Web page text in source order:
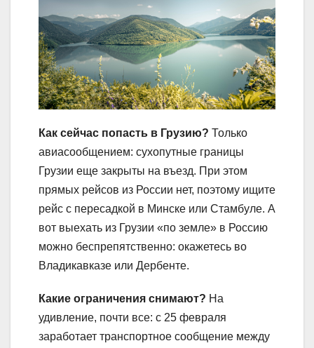
Как сейчас попасть в Грузию? Только
авиасообщением: сухопутные границы
Грузии еще закрыты на въезд. При этом
прямых рейсов из России нет, поэтому ищите
рейс с пересадкой в Минске или Стамбуле. А
вот выехать из Грузии «по земле» в Россию
можно беспрепятственно: окажетесь во
Владикавказе или Дербенте.
Какие ограничения cнимают? На
удивление, почти все: с 25 февраля
заработает транспортное сообщение между